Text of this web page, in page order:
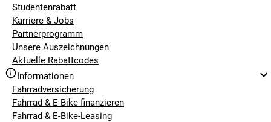
Studentenrabatt
Karriere & Jobs
Partnerprogramm
Unsere Auszeichnungen
Aktuelle Rabattcodes
Informationen
Fahrradversicherung
Fahrrad & E-Bike finanzieren
Fahrrad & E-Bike-Leasing